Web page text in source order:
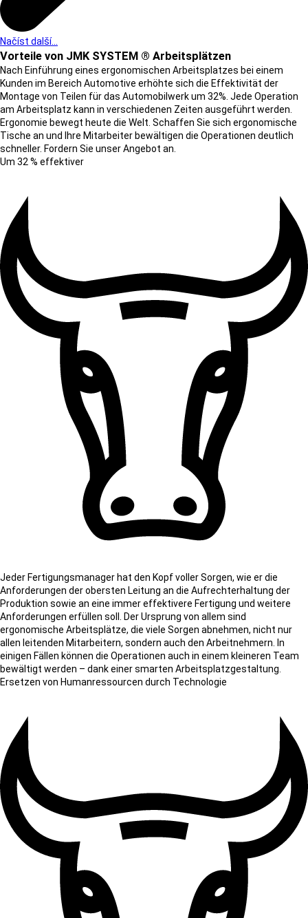
Načíst další...
Vorteile von JMK SYSTEM ® Arbeitsplätzen
Nach Einführung eines ergonomischen Arbeitsplatzes bei einem
Kunden im Bereich Automotive erhöhte sich die Effektivität der
Montage von Teilen für das Automobilwerk um 32%. Jede Operation
am Arbeitsplatz kann in verschiedenen Zeiten ausgeführt werden.
Ergonomie bewegt heute die Welt. Schaffen Sie sich ergonomische
Tische an und Ihre Mitarbeiter bewältigen die Operationen deutlich
schneller. Fordern Sie unser Angebot an.
Um 32 % effektiver
Jeder Fertigungsmanager hat den Kopf voller Sorgen, wie er die
Anforderungen der obersten Leitung an die Aufrechterhaltung der
Produktion sowie an eine immer effektivere Fertigung und weitere
Anforderungen erfüllen soll. Der Ursprung von allem sind
ergonomische Arbeitsplätze, die viele Sorgen abnehmen, nicht nur
allen leitenden Mitarbeitern, sondern auch den Arbeitnehmern. In
einigen Fällen können die Operationen auch in einem kleineren Team
bewältigt werden – dank einer smarten Arbeitsplatzgestaltung.
Ersetzen von Humanressourcen durch Technologie